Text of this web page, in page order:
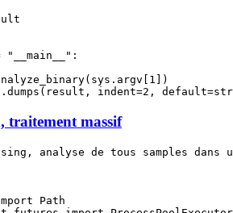
"__main__" :
1 ])
indent=2 , default=str
traitement massif
analyse de tous samples dans
Path